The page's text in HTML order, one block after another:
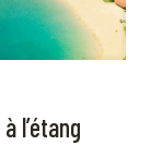
l’étang